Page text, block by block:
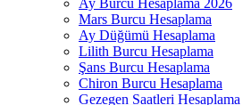
Ay Burcu Hesaplama 2026
Mars Burcu Hesaplama
Ay Düğümü Hesaplama
Lilith Burcu Hesaplama
Şans Burcu Hesaplama
Chiron Burcu Hesaplama
Gezegen Saatleri Hesaplama